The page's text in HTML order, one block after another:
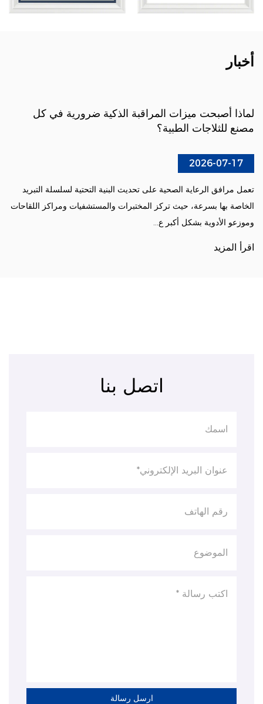
أخبار
لماذا أصبحت ميزات المراقبة الذكية ضرورية في كل
مصنع للثلاجات الطبية؟
2026-07-17
تعمل مرافق الرعاية الصحية على تحديث البنية التحتية لسلسلة التبريد
الخاصة بها بسرعة، حيث تركز المختبرات والمستشفيات ومراكز اللقاحات
وموزعو الأدوية بشكل أكبر ع...
اقرأ المزيد
اتصل بنا
ارسل رسالة